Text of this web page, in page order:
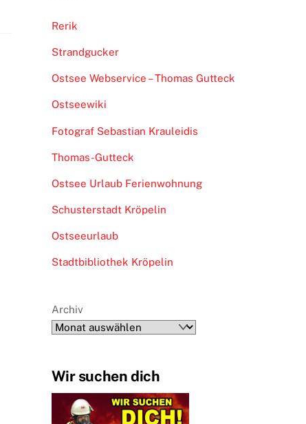
Rerik
Strandgucker
Ostsee Webservice – Thomas Gutteck
Ostseewiki
Fotograf Sebastian Krauleidis
Thomas-Gutteck
Ostsee Urlaub Ferienwohnung
Schusterstadt Kröpelin
Ostseeurlaub
Stadtbibliothek Kröpelin
Archiv
Wir suchen dich